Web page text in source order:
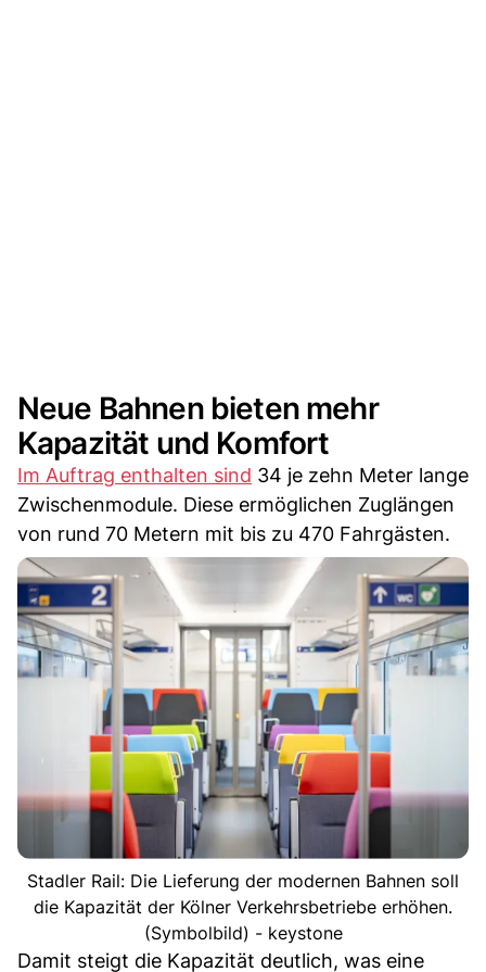
Neue Bahnen bieten mehr
Kapazität und Komfort
Im Auftrag enthalten sind 34 je zehn Meter lange
Zwischenmodule. Diese ermöglichen Zuglängen
von rund 70 Metern mit bis zu 470 Fahrgästen.
Stadler Rail: Die Lieferung der modernen Bahnen soll
die Kapazität der Kölner Verkehrsbetriebe erhöhen.
(Symbolbild) - keystone
Damit steigt die Kapazität deutlich, was eine